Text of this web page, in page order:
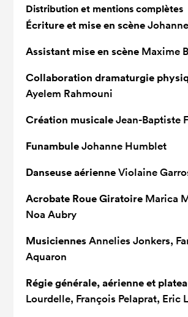
Distribution et mentions complètes
Écriture et mise en scène
Assistant mise en scène Maxime
Collaboration dramaturgie
Ayelem Rahmouni
Création musicaleJean-Baptiste
FunambuleJohanne Humblet
Danseuse aérienneViolaine
Acrobate Roue Giratoire Marica
Noa Aubry
MusiciennesAnnelies Jonkers,
Aquaron
Régie générale, aérienne et
Lourdelle, François Pelaprat, Eric